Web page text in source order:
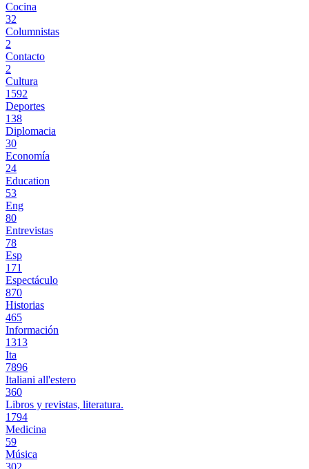
Cocina
32
Columnistas
2
Contacto
2
Cultura
1592
Deportes
138
Diplomacia
30
Economía
24
Education
53
Eng
80
Entrevistas
78
Esp
171
Espectáculo
870
Historias
465
Información
1313
Ita
7896
Italiani all'estero
360
Libros y revistas, literatura.
1794
Medicina
59
Música